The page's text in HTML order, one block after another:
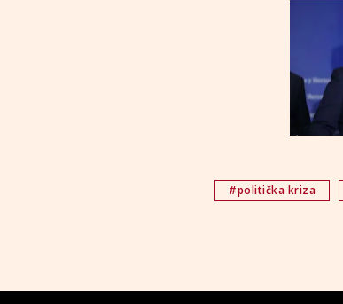
#politička kriza